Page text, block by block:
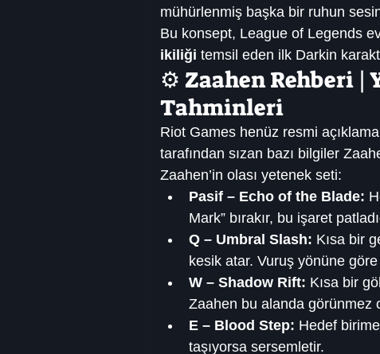
mühürlenmiş başka bir ruhun
Bu konsept, League of Legends
ikiliği temsil eden ilk Darkin
⚙️ Zaahen Rehberi |
Tahminleri
Riot Games henüz resmi
tarafından sızan bazı bilgiler
Zaahen’in olası yetenek seti:
Pasif – Echo of the Blade:
Mark” bırakır, bu işaret
Q – Umbral Slash: Kısa bir
kesik atar. Vuruş yönüne
W – Shadow Rift: Kısa bir
Zaahen bu alanda görünmez
E – Blood Step: Hedef
taşıyorsa sersemletir.